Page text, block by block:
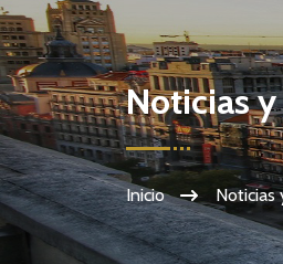
Noticias y
Inicio Noticias